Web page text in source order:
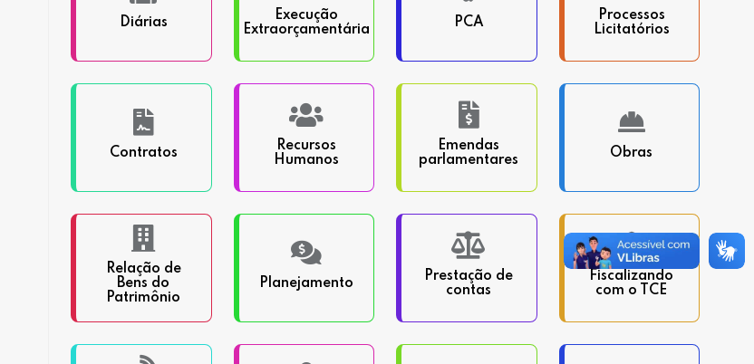
Diárias
Execução
Extraorçamentária
PCA
Processos
Licitatórios
Contratos
Recursos
Humanos
Emendas
parlamentares
Obras
Relação de
Bens do
Patrimônio
Planejamento
Prestação de
contas
Fiscalizando
com o TCE